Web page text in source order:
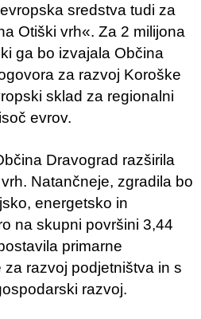
sredstva tudi za
Otiški vrh«. Za 2 milijona
ga bo izvajala Občina
za razvoj Koroške
sklad za regionalni
evrov.
Dravograd razširila
Natančneje, zgradila bo
energetsko in
na skupni površini 3,44
primarne
razvoj podjetništva in s
razvoj.